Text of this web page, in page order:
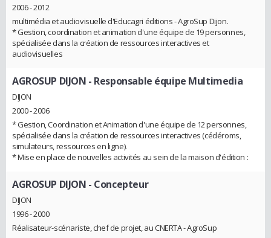
2006 - 2012
multimédia et audiovisuelle d'Educagri éditions - AgroSup Dijon.
* Gestion, coordination et animation d'une équipe de 19 personnes,
spécialisée dans la création de ressources interactives et
audiovisuelles
AGROSUP DIJON - Responsable équipe Multimedia
DIJON
2000 - 2006
* Gestion, Coordination et Animation d'une équipe de 12 personnes,
spécialisée dans la création de ressources interactives (cédéroms,
simulateurs, ressources en ligne).
* Mise en place de nouvelles activités au sein de la maison d'édition :
AGROSUP DIJON - Concepteur
DIJON
1996 - 2000
Réalisateur-scénariste, chef de projet, au CNERTA - AgroSup